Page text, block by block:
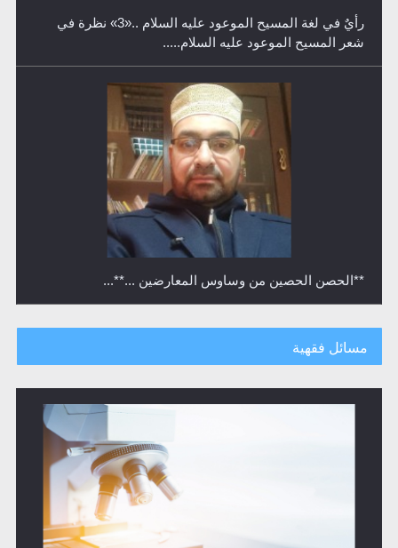
**الحصن الحصين من وساوس المعارضين ...**...
متطلَّبات التّحريك الجديد...
رأيٌ في لغة المسيح الموعود عليه السلام.. 4...
مسائل فقهية